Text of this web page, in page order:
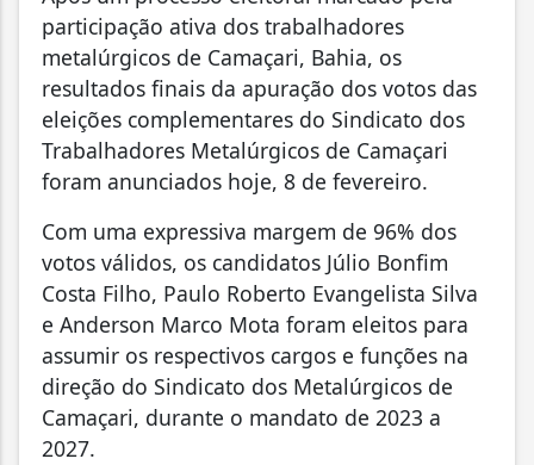
participação ativa dos trabalhadores
metalúrgicos de Camaçari, Bahia, os
resultados finais da apuração dos votos das
eleições complementares do Sindicato dos
Trabalhadores Metalúrgicos de Camaçari
foram anunciados hoje, 8 de fevereiro.
Com uma expressiva margem de 96% dos
votos válidos, os candidatos Júlio Bonfim
Costa Filho, Paulo Roberto Evangelista Silva
e Anderson Marco Mota foram eleitos para
assumir os respectivos cargos e funções na
direção do Sindicato dos Metalúrgicos de
Camaçari, durante o mandato de 2023 a
2027.